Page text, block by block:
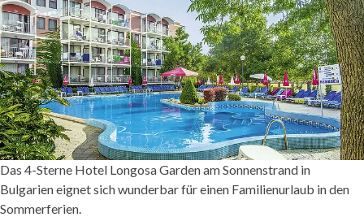
Das 4-Sterne Hotel Longosa Garden am Sonnenstrand in
Bulgarien eignet sich wunderbar für einen Familienurlaub in den
Sommerferien.